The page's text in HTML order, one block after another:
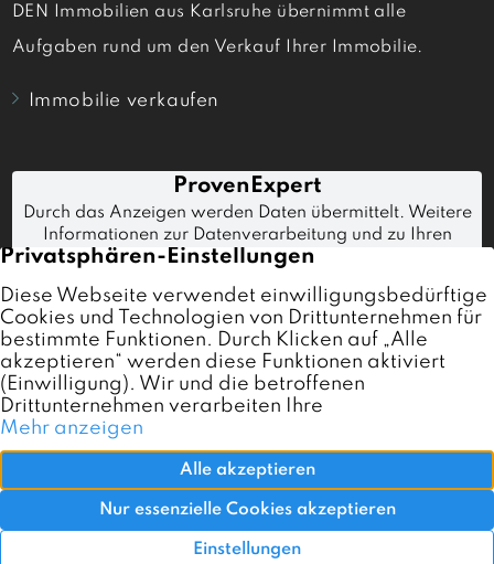
DEN Immobilien aus Karlsruhe übernimmt alle
Aufgaben rund um den Verkauf Ihrer Immobilie.
Immobilie verkaufen
Immobilien
Referenzen
Verkaufen
Impressum
Datenschutz AGB